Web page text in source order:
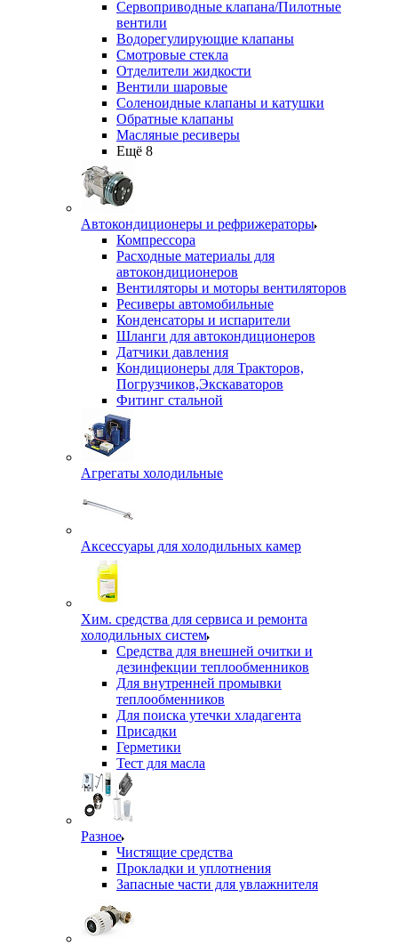
Сервоприводные клапана/Пилотные
вентили
Водорегулирующие клапаны
Смотровые стекла
Отделители жидкости
Вентили шаровые
Соленоидные клапаны и катушки
Обратные клапаны
Масляные ресиверы
Ещё 8
Автокондиционеры и рефрижераторы
Компрессора
Расходные материалы для
автокондиционеров
Вентиляторы и моторы вентиляторов
Ресиверы автомобильные
Конденсаторы и испарители
Шланги для автокондиционеров
Датчики давления
Кондиционеры для Тракторов,
Погрузчиков,Экскаваторов
Фитинг стальной
Агрегаты холодильные
Аксессуары для холодильных камер
Хим. средства для сервиса и ремонта
холодильных систем
Средства для внешней очитки и
дезинфекции теплообменников
Для внутренней промывки
теплообменников
Для поиска утечки хладагента
Присадки
Герметики
Тест для масла
Разное
Чистящие средства
Прокладки и уплотнения
Запасные части для увлажнителя